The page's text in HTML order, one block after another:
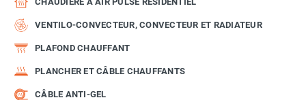
VENTILO-CONVECTEUR, CONVECTEUR ET RADIATEUR
PLAFOND CHAUFFANT
PLANCHER ET CÂBLE CHAUFFANTS
CÂBLE ANTI-GEL